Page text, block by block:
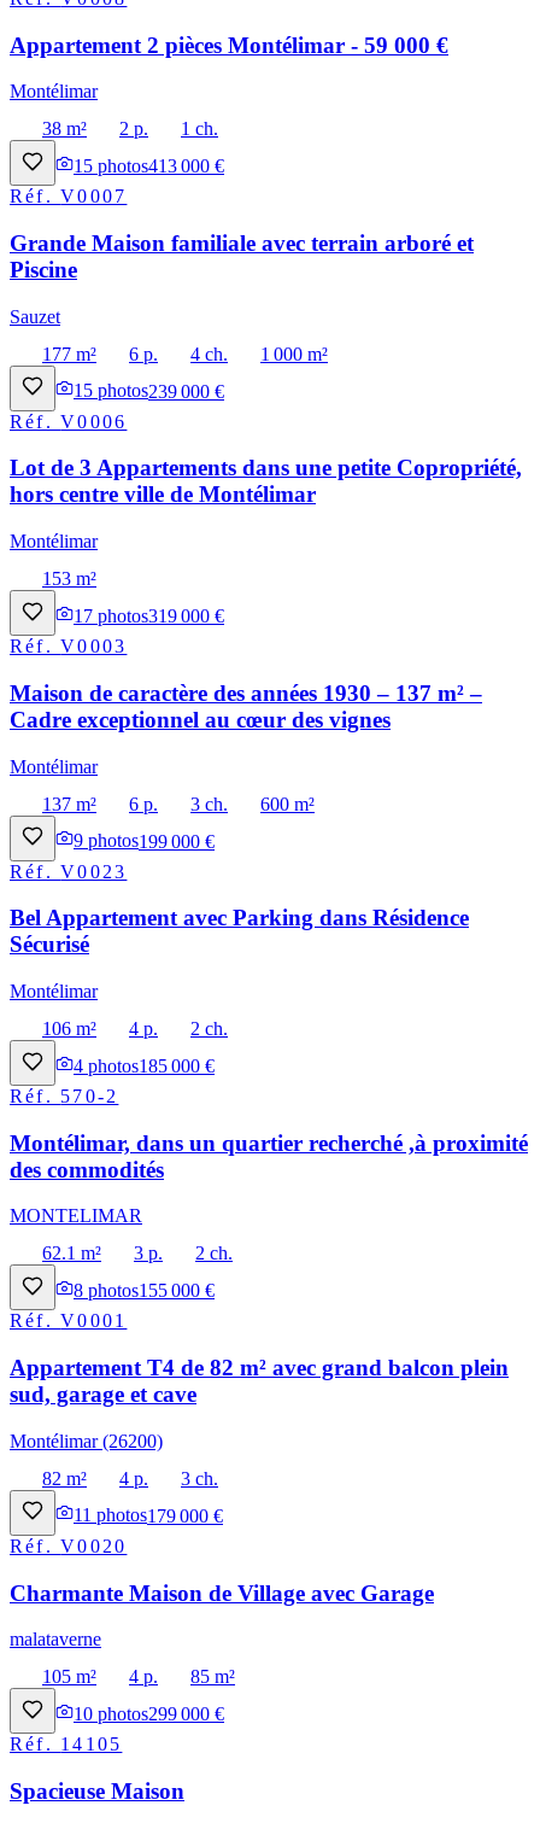
Appartement 2 pièces Montélimar - 59 000 €
Montélimar
38 m²
2 p.
1 ch.
15 photos413 000 €
Réf.V0007
Grande Maison familiale avec terrain arboré et
Piscine
Sauzet
177 m²
6 p. 4 ch.
1 000 m²
15 photos239 000 €
Réf.V0006
Lot de 3 Appartements dans une petite Copropriété,
hors centre ville de Montélimar
Montélimar
153 m²
17 photos319 000 €
Réf.V0003
Maison de caractère des années 1930 – 137 m² –
Cadre exceptionnel au cœur des vignes
Montélimar
137 m²
6 p. 3 ch.
600 m²
9 photos199 000 €
Réf.V0023
Bel Appartement avec Parking dans Résidence
Sécurisé
Montélimar
106 m²
4 p.
2 ch.
4 photos185 000 €
Réf. 570-2
Montélimar, dans un quartier recherché ,à proximité
des commodités
MONTELIMAR
62.1 m²
3 p.
2 ch.
8 photos155 000 €
Réf.V0001
Appartement T4 de 82 m² avec grand balcon plein
sud, garage et cave
Montélimar (26200)
82 m²
4 p.
3 ch.
11 photos179 000 €
Réf.V0020
Charmante Maison de Village avec Garage
malataverne
105 m²
4 p.
85 m²
10 photos299 000 €
Réf. 14105
Spacieuse Maison